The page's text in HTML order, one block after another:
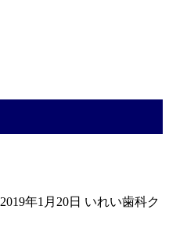
2019年1月20日 いれい歯科ク